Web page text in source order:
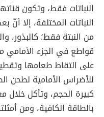
النباتات فقط، وتكون
النباتات المختلفة، إلا
من النبتة فقط؛ كالبذور،
قواطع في الجزء
على التقاط طعامها
للأضراس الأمامية لطحن
كبيرة الحجم، وتأكل خلال
بالطاقة الكافية، ومن